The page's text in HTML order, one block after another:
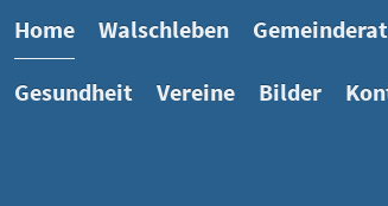
Home Walschleben Gemeinderat
Gesundheit Vereine Bilder